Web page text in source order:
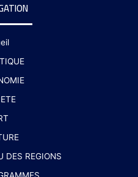
DES REGIONS